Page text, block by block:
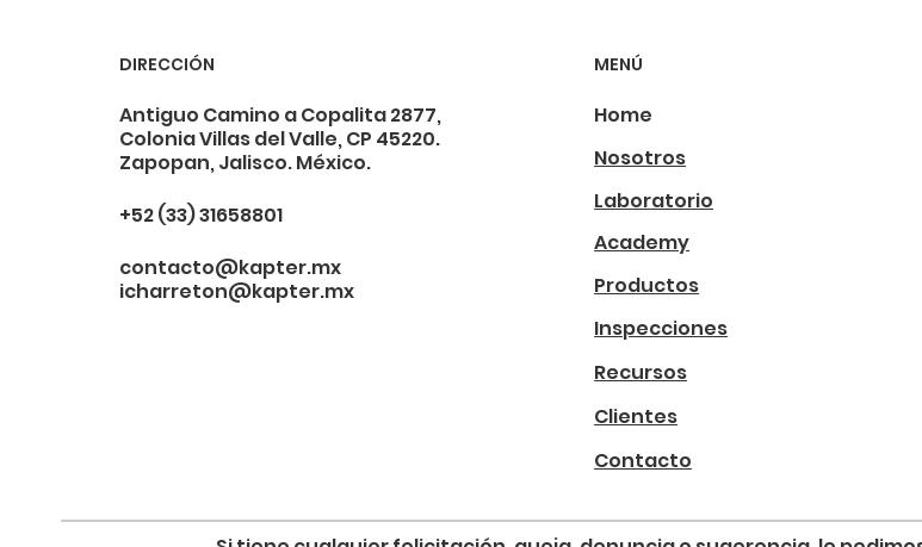
DIRECCIÓN
Antiguo Camino a Copalita 2877,
Colonia Villas del Valle, CP 45220.
Zapopan, Jalisco. México.
+52 (33) 31658801
contacto@kapter.mx
icharreton@kapter.mx
MENÚ
Home
Nosotros
Laboratorio
Academy
Productos
Inspecciones
Recursos
Clientes
Contacto